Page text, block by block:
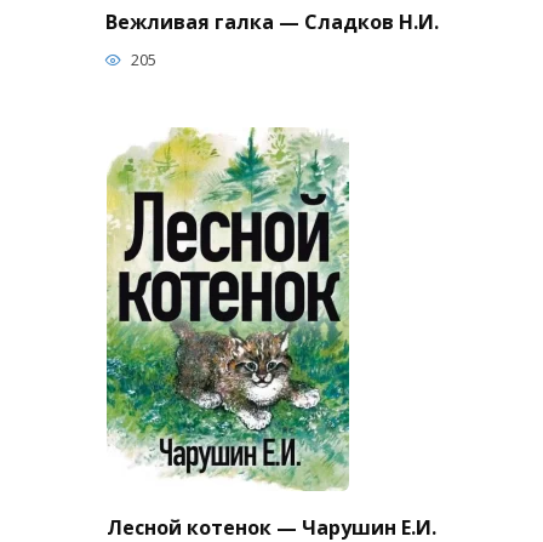
Вежливая галка — Сладков Н.И.
205
Лесной котенок — Чарушин Е.И.